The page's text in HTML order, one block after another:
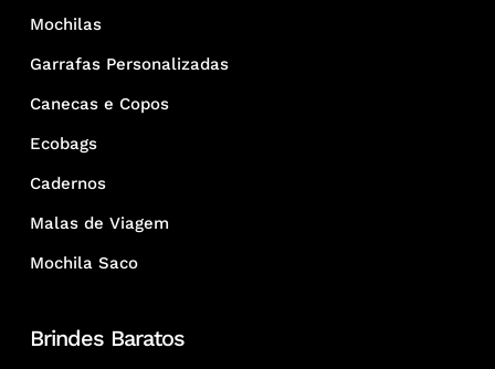
Mochilas
Garrafas Personalizadas
Canecas e Copos
Ecobags
Cadernos
Malas de Viagem
Mochila Saco
Brindes Baratos